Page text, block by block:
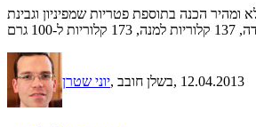
ומהיר הכנה בתוספת פטריות שמפיניון וגבינת
קלוריות ל-100 גרם
יוני שטרן , בשלן חובב, 12.04.2013